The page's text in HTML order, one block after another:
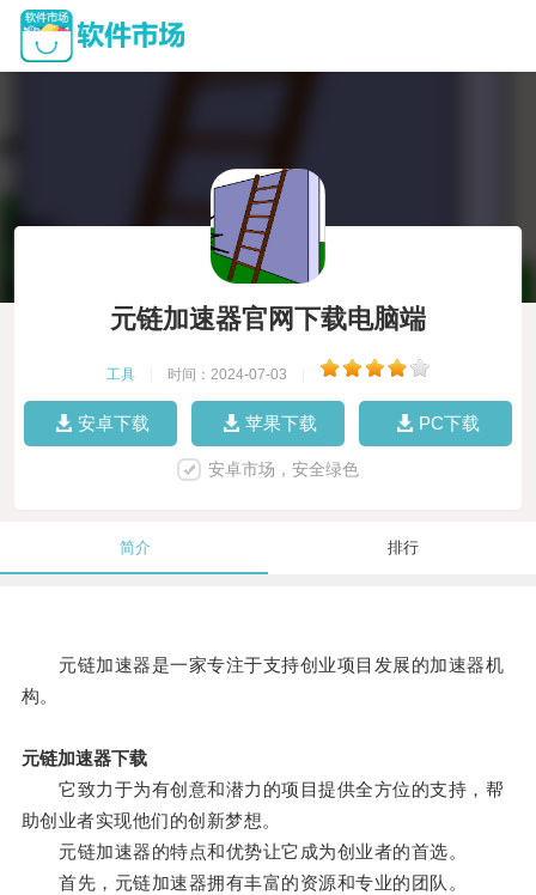
元链加速器官网下载电脑端
工具 时间：2024-07-03
安卓下载 苹果下载 PC下载
安卓市场，安全绿色
简介 排行
元链加速器是一家专注于支持创业项目发展的加速器机
构。
元链加速器下载
它致力于为有创意和潜力的项目提供全方位的支持，帮
助创业者实现他们的创新梦想。
元链加速器的特点和优势让它成为创业者的首选。
首先，元链加速器拥有丰富的资源和专业的团队。